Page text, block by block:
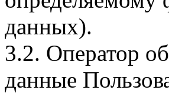
данных).
3.2. Оператор
данные